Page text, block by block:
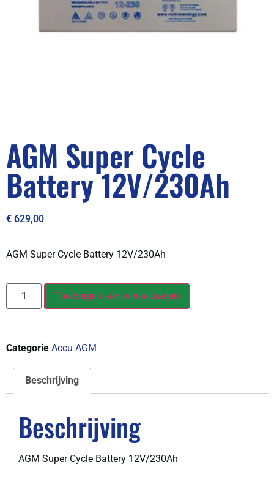
AGM Super Cycle
Battery 12V/230Ah
€ 629,00
AGM Super Cycle Battery 12V/230Ah
Toevoegen aan winkelwagen
Categorie Accu AGM
Beschrijving
Beschrijving
AGM Super Cycle Battery 12V/230Ah